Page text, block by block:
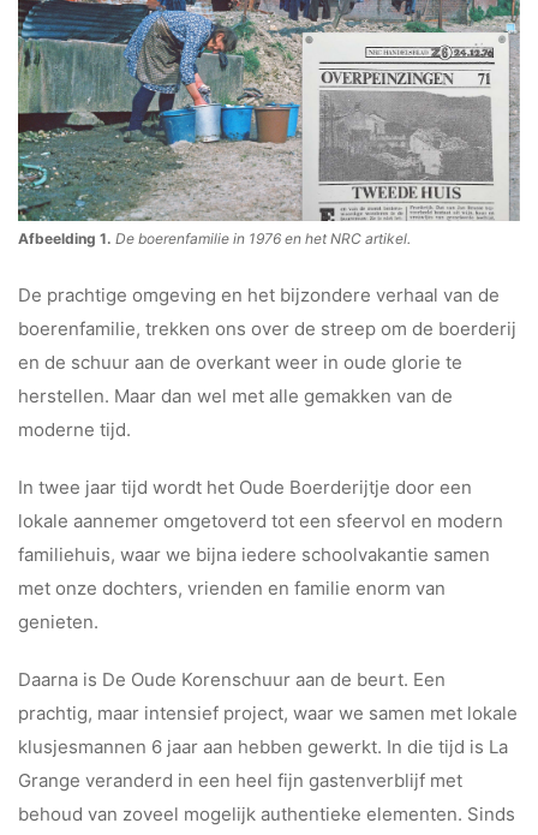
Afbeelding 1. De boerenfamilie in 1976 en het NRC artikel.
De prachtige omgeving en het bijzondere verhaal van de
boerenfamilie, trekken ons over de streep om de boerderij
en de schuur aan de overkant weer in oude glorie te
herstellen. Maar dan wel met alle gemakken van de
moderne tijd.
In twee jaar tijd wordt het Oude Boerderijtje door een
lokale aannemer omgetoverd tot een sfeervol en modern
familiehuis, waar we bijna iedere schoolvakantie samen
met onze dochters, vrienden en familie enorm van
genieten.
Daarna is De Oude Korenschuur aan de beurt. Een
prachtig, maar intensief project, waar we samen met lokale
klusjesmannen 6 jaar aan hebben gewerkt. In die tijd is La
Grange veranderd in een heel fijn gastenverblijf met
behoud van zoveel mogelijk authentieke elementen. Sinds